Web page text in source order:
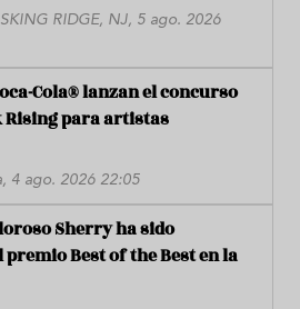
RIDGE, NJ, 5 ago. 2026
Cola® lanzan el concurso
Rising para artistas
4 ago. 2026 22:05
Sherry ha sido
Best of the Best en la